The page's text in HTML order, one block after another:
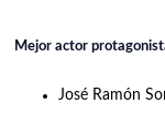
Mejor actor
José Ramón